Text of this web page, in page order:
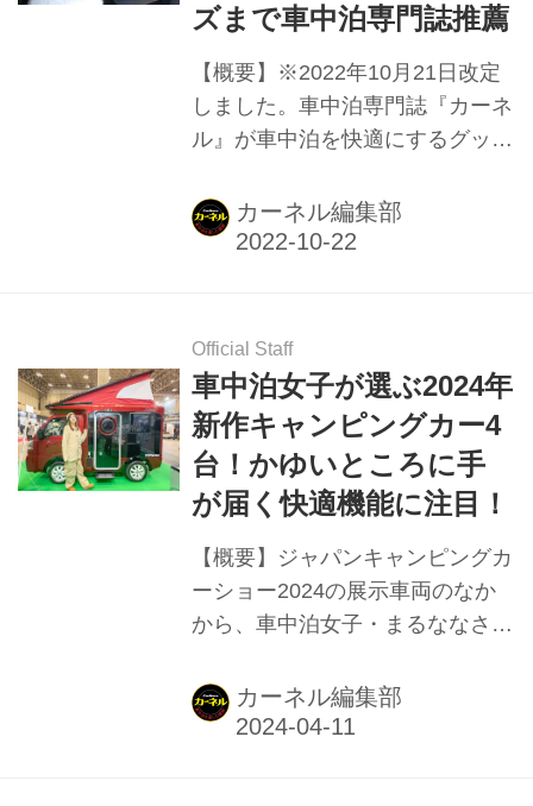
といえるのが「入場料無料」とい
にいってみよう」という人も少な
くないはず。本気でキャンピング
カー購入を考えているオーナー予
で、気軽に楽しめるのが...
ズまで車中泊専門誌推薦
【概要】※2022年10月21日改定
しました。車中泊専門誌『カーネ
ル』が車中泊を快適にするグッズ
泊“三種の神器”、車中泊の必需
品、おすすめグッズなど。
カーネル編集部
Official Staff
車中泊女子が選ぶ2024年
新作キャンピングカー4
台！かゆいところに手
が届く快適機能に注目！
【概要】ジャパンキャンピングカ
ーショー2024の展示車両のなか
から、車中泊女子・まるななさん
カーネル編集部